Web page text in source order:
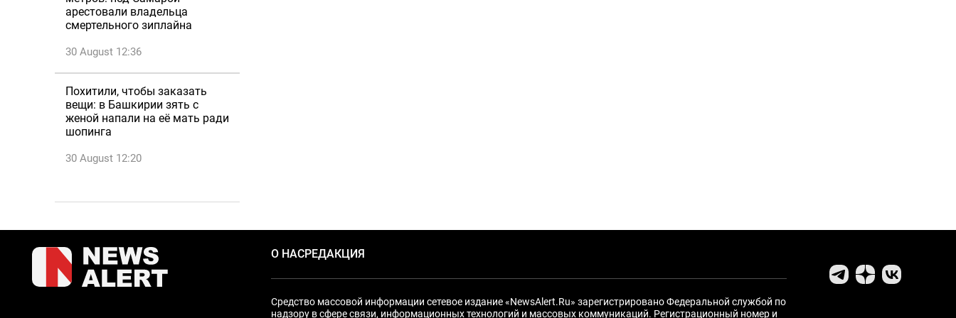
арестовали владельца
смертельного зиплайна
30 August 12:36
Похитили, чтобы заказать
вещи: в Башкирии зять с
женой напали на её мать ради
шопинга
30 August 12:20
О НАСРЕДАКЦИЯ
Средство массовой информации сетевое издание «NewsAlert.Ru» зарегистрировано Федеральной службой по
надзору в сфере связи, информационных технологий и массовых коммуникаций. Регистрационный номер и